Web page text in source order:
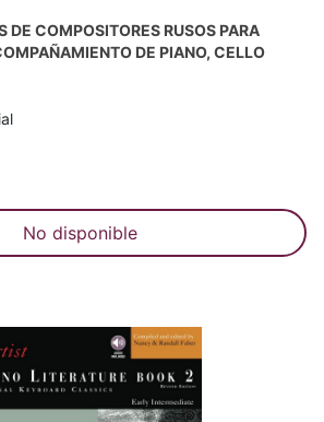
DE COMPOSITORES RUSOS PARA
DE PIANO, CELLO
No disponible